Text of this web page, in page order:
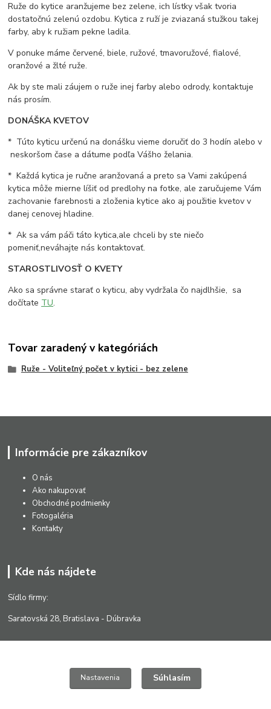
Ruže do kytice aranžujeme bez zelene, ich lístky však tvoria
dostatočnú zelenú ozdobu. Kytica z ruží je zviazaná stužkou takej
farby, aby k ružiam pekne ladila.
V ponuke máme červené, biele, ružové, tmavoružové, fialové,
oranžové a žlté ruže.
Ak by ste mali záujem o ruže inej farby alebo odrody, kontaktuje
nás prosím.
DONÁŠKA KVETOV
* Túto kyticu určenú na donášku vieme doručiť do 3 hodín alebo v
neskoršom čase a dátume podľa Vášho želania.
* Každá kytica je ručne aranžovaná a preto sa Vami zakúpená
kytica môže mierne líšiť od predlohy na fotke, ale zaručujeme Vám
zachovanie farebnosti a zloženia kytice ako aj použitie kvetov v
danej cenovej hladine.
* Ak sa vám páči táto kytica,ale chceli by ste niečo
pomeniť,neváhajte nás kontaktovať.
STAROSTLIVOSŤ O KVETY
Ako sa správne starať o kyticu, aby vydržala čo najdlhšie, sa
dočítate TU.
Tovar zaradený v kategóriách
Ruže - Voliteľný počet v kytici - bez zelene
Informácie pre zákazníkov
O nás
Ako nakupovať
Obchodné podmienky
Fotogaléria
Kontakty
Kde nás nájdete
Sídlo firmy:
Saratovská 28, Bratislava - Dúbravka
Nastavenia Súhlasím